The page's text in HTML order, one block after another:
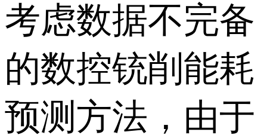
考虑数据不完备
的数控铳削能耗
预测方法，由于